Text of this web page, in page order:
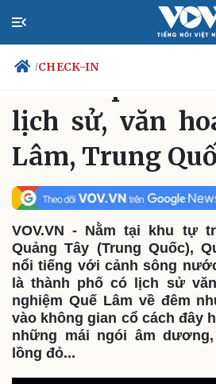
/CHECK-IN
Chính trị
Tổ chức nhân sự
Quốc hội
Nhận diện sự thật
lịch sử, văn
Lâm, Trung
VOV.VN - Nằm tại khu tự
Quảng Tây (Trung Quốc),
nổi tiếng với cảnh sông
là thành phố có lịch sử
nghiệm Quế Lâm về đêm
vào không gian cổ cách đây
những mái ngói âm
lồng đỏ...